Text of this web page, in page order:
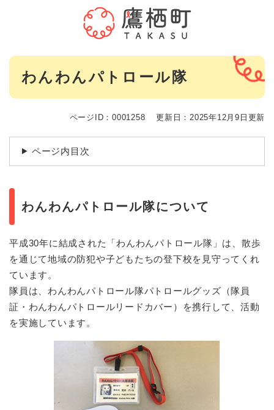
メニューを飛ばして本文へ
本
わんわんパトロール隊
ページID：0001258 更新日：2025年12月9日更新
ページ内目次
わんわんパトロール隊について
平成30年に結成された「わんわんパトロール隊」は、散歩
を通じて地域の防犯や子どもたちの登下校を見守ってくれ
ています。
隊員は、わんわんパトロール隊パトロールグッズ（隊員
証・わんわんパトロールリードカバー）を携行して、活動
を実施しています。